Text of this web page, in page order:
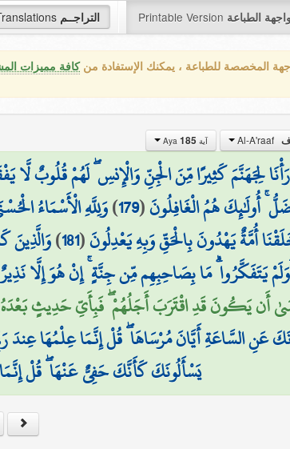
التراجــم Printable Version الطباعة
المخصصة للطباعة ، يمكنك الإستفادة منكافة مميزات
آية Aya 185
لِجَهَنَّمَ كَثِيرًا مِّنَ الْجِنِّ وَالْإِنسِ ۖ لَهُمْ قُلُوبٌ لَّا
أُولَٰئِكَ هُمُ الْغَافِلُونَ(
179
)وَلِلَّهِ الْأَسْمَاءُ
أُمَّةٌ يَهْدُونَ بِالْحَقِّ وَبِهِ يَعْدِلُونَ(
181
)وَالَّذِينَ
يَتَفَكَّرُوا ۗ مَا بِصَاحِبِهِم مِّن جِنَّةٍ ۚ إِنْ هُوَ إِلَّا
أَن يَكُونَ قَدِ اقْتَرَبَ أَجَلُهُمْ ۖ فَبِأَيِّ حَدِيثٍ بَعْدَهُ
عَنِ السَّاعَةِ أَيَّانَ مُرْسَاهَا ۖ قُلْ إِنَّمَا عِلْمُهَا عِندَ
يَسْأَلُونَكَ كَأَنَّكَ حَفِيٌّ عَنْهَا ۖ قُلْ